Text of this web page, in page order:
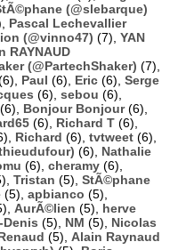
(@slebarque)
Pascal Lechevallier
(@vinno47) (7), YAN
RAYNAUD
(@PartechShaker) (7),
Paul (6), Eric (6), Serge
(6), sebou (6),
(6), Bonjour Bonjour(6),
(6), Richard T (6),
Richard (6), tvtweet (6),
(6), Nathalie
(6), cheramy (6),
Tristan (5), StÃ©phane
(5), apbianco (5),
AurÃ©lien (5), herve
Denis (5), NM (5), Nicolas
(5), Alain Raynaud